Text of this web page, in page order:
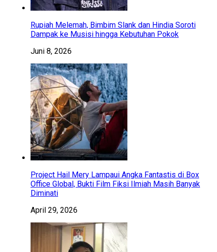
Rupiah Melemah, Bimbim Slank dan Hindia Soroti
Dampak ke Musisi hingga Kebutuhan Pokok
Juni 8, 2026
Project Hail Mery Lampaui Angka Fantastis di Box
Office Global, Bukti Film Fiksi Ilmiah Masih Banyak
Diminati
April 29, 2026